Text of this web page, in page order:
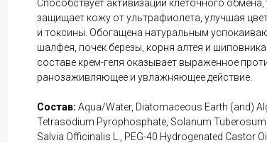
Способствует активизации клеточного обмена,
защищает кожу от ультрафиолета, улучшая
и токсины. Обогащена натуральным
шалфея, почек березы, корня алтея и
составе крем-геля оказывает выраженное
ранозаживляющее и увлажняющее действие.
Состав: Aqua/Water, Diatomaceous Earth (and)
Tetrasodium Pyrophosphate, Solanum
Salvia Officinalis L., PEG-40 Hydrogenated Castor